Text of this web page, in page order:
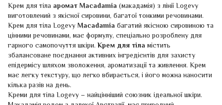
Крем для тіла аромат Macadamia (макадамія) з лінії Logevy
виготовлений з якісної сировини, багатої тонкими речовинами.
Крем для тіла Logevy Macadamia багатий якісною сировиною та
цінними речовинами, має формулу, спеціально розроблену для
гарного самопочуття шкіри. Крем для тіла містить
збалансоване поєднання активних інгредієнтів для захисту
епідермісу шляхом зволоження, ароматизації та живлення. Крем
має легку текстуру, що легко вбирається, і його можна наносити
кілька разів на день.
Креми для тіла Logevy – найцінніший союзник ідеальної шкіри.